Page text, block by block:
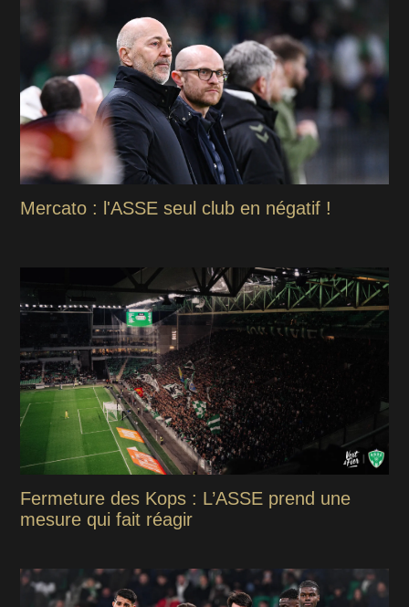
Mercato : l'ASSE seul club en négatif !
Fermeture des Kops : L’ASSE prend une
mesure qui fait réagir